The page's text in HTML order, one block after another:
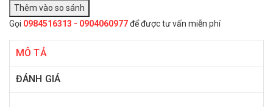
Gọi 0984516313 - 0904060977để được tư vấn miễn phí
MÔ TẢ
ĐÁNH GIÁ